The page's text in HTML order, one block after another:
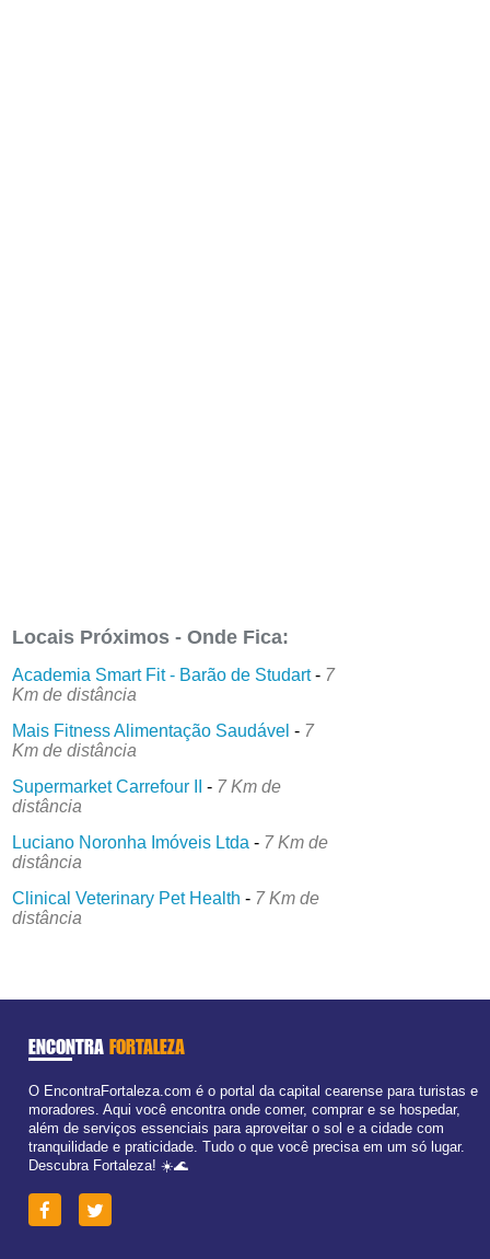
Locais Próximos - Onde Fica:
Academia Smart Fit - Barão de Studart- 7
Km de distância
Mais Fitness Alimentação Saudável - 7
Km de distância
Supermarket Carrefour II
- 7 Km de
distância
Luciano Noronha Imóveis Ltda - 7 Km de
distância
Clinical Veterinary Pet Health - 7 Km de
distância
ENCONTRA FORTALEZA
O EncontraFortaleza.com é o portal da capital cearense para turistas e
moradores. Aqui você encontra onde comer, comprar e se hospedar,
além de serviços essenciais para aproveitar o sol e a cidade com
tranquilidade e praticidade. Tudo o que você precisa em um só lugar.
Descubra Fortaleza! ☀️🌊